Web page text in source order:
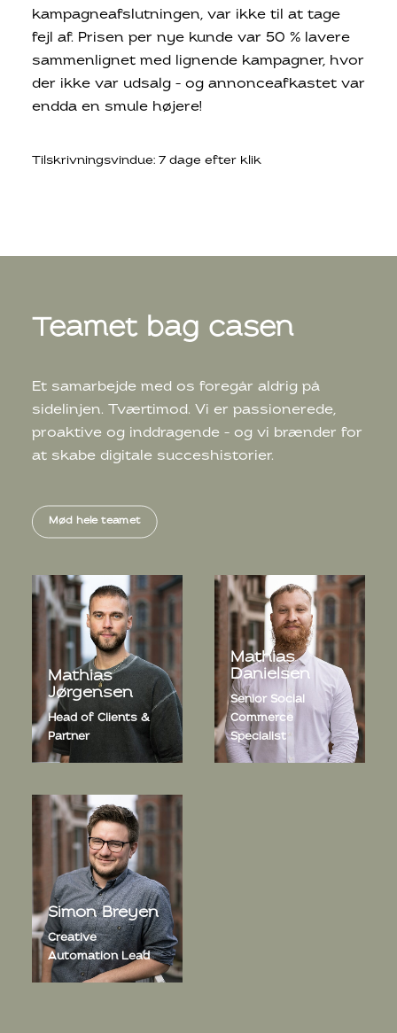
kampagneafslutningen, var ikke til at tage
fejl af. Prisen per nye kunde var 50 % lavere
sammenlignet med lignende kampagner, hvor
der ikke var udsalg – og annonceafkastet var
endda en smule højere!
Tilskrivningsvindue: 7 dage efter klik
Teamet bag casen
Et samarbejde med os foregår aldrig på
sidelinjen. Tværtimod. Vi er passionerede,
proaktive og inddragende – og vi brænder for
at skabe digitale succeshistorier.
Mød hele teamet
Mathias
Jørgensen
Head of Clients &
Partner
Mathias
Danielsen
Senior Social
Commerce
Specialist
Simon Breyen
Creative
Automation Lead